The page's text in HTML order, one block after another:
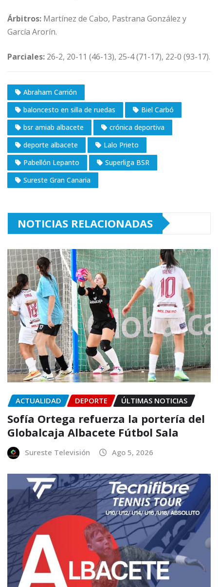
Árbitros: Martínez de Cabo, Pastrana González y
García Arorín.
Parciales: 26-2, 20-11 (46-13), 25-4 (71-17), 22-0 (93-17).
Abraham Carrión
baloncesto en silla de ruedas
Biel Carbó
bsr amiab albacete
crónica deportiva
deporte albacete
Lalo Prieto
Pabellón Lepanto
Superliga BSR
Sureste Gran Canaria
NOTICIAS RELACIONADAS
ACTUALIDAD DEPORTE ÚLTIMAS NOTICIAS
Sofía Ortega refuerza la portería del
Globalcaja Albacete Fútbol Sala
Sureste Televisión Ago 5, 2026